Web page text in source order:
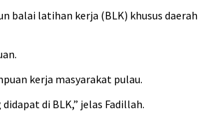
balai latihan kerja (BLK) khusus daerah
kerja masyarakat pulau.
di BLK,” jelas Fadillah.